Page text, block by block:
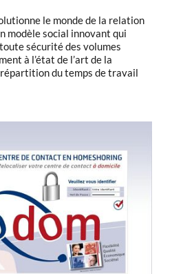
le monde de la relation
modèle social innovant qui
sécurité des volumes
à l’état de l’art de la
du temps de travail